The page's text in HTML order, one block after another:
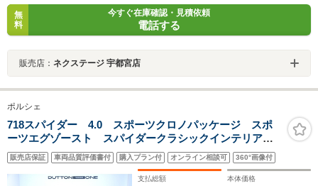
無
料
今すぐ在庫確認・見積依頼
電話する
販売店： ネクステージ 宇都宮店
ポルシェ
718スパイダー 4.0 スポーツクロノパッケージ スポ
ーツエグゾースト スパイダークラシックインテリア
ボディクレヨン色 サテンプラチナ21インチAW 電動格
納ミラー シートヒーター レッドルーフ クルーズコ
ントロール
販売店保証 車両品質評価書付 購入プラン付 オンライン相談可 360°画像付
支払総額 本体価格